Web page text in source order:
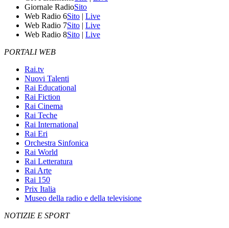
Giornale RadioSito
Web Radio 6Sito | Live
Web Radio 7Sito | Live
Web Radio 8Sito | Live
PORTALI WEB
Rai.tv
Nuovi Talenti
Rai Educational
Rai Fiction
Rai Cinema
Rai Teche
Rai International
Rai Eri
Orchestra Sinfonica
Rai World
Rai Letteratura
Rai Arte
Rai 150
Prix Italia
Museo della radio e della televisione
NOTIZIE E SPORT